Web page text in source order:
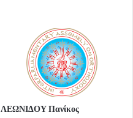
ΛΕΩΝΙΔΟΥ Πανίκος